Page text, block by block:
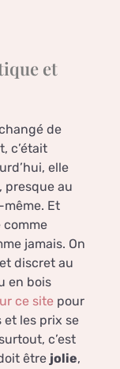
et
de
c’était
elle
presque au
Et
comme
jamais. On
discret au
en bois
ce site pour
les prix se
c’est
être jolie,